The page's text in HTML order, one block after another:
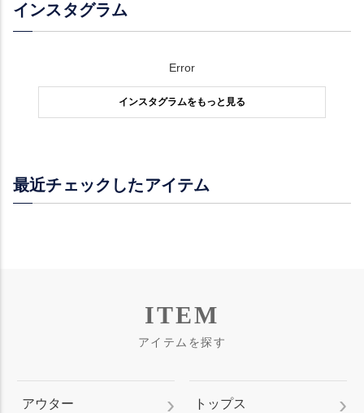
インスタグラム
Error
インスタグラムをもっと見る
最近チェックしたアイテム
ITEM
アイテムを探す
アウター トップス